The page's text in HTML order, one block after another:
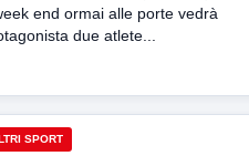
end ormai alle porte vedrà
due atlete...
SPORT